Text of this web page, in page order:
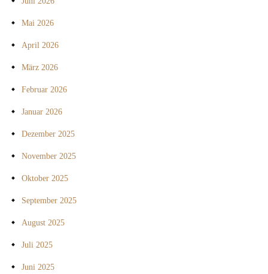
Mai 2026
April 2026
März 2026
Februar 2026
Januar 2026
Dezember 2025
November 2025
Oktober 2025
September 2025
August 2025
Juli 2025
Juni 2025